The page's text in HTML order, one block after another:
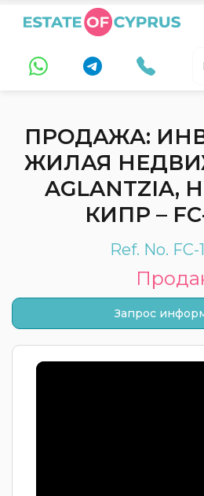
ПРОДАЖА:
ЖИЛАЯ
AGLANTZIA,
КИПР –
Ref. No. FC-
Запрос